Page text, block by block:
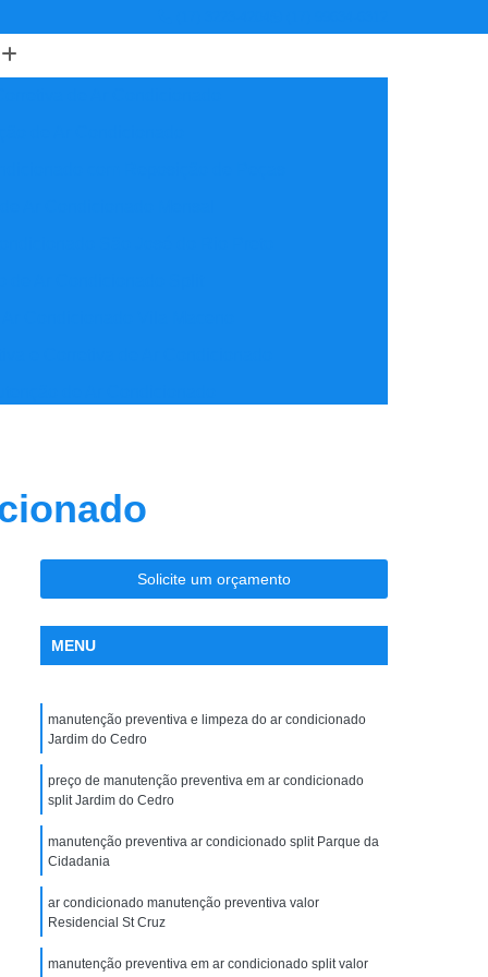
Ar Condicionado
Ar Condicionado
de Ar Condicionado
São José do Rio Preto
Maceno
Industriais
Robotizada de Dutos de Ar Condicionado
Plano de Manutenção Operação e Controle
e Controle para Ar Condicionado
Pmoc Ar Condicionado
Ar Condicionado São José do Rio Preto
Pmoc de Ar Condicionado
de Manutenção Operação e Controle
Solicite um orçamento
MENU
manutenção preventiva e limpeza do ar condicionado
Jardim do Cedro
preço de manutenção preventiva em ar condicionado
split Jardim do Cedro
manutenção preventiva ar condicionado split Parque da
Cidadania
ar condicionado manutenção preventiva valor
Residencial St Cruz
manutenção preventiva em ar condicionado split valor